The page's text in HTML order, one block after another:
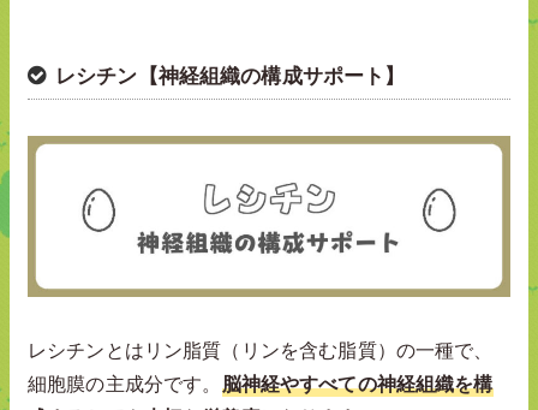
レシチン【神経組織の構成サポート】
レシチンとはリン脂質（リンを含む脂質）の一種で、
細胞膜の主成分です。 脳神経やすべての神経組織を構